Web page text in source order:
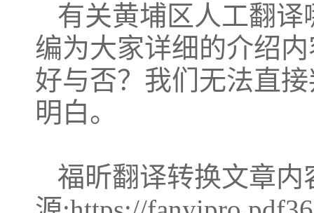
有关黄埔区人工翻译
编为大家详细的介绍
好与否？我们无法直
明白。
福昕翻译转换文章内